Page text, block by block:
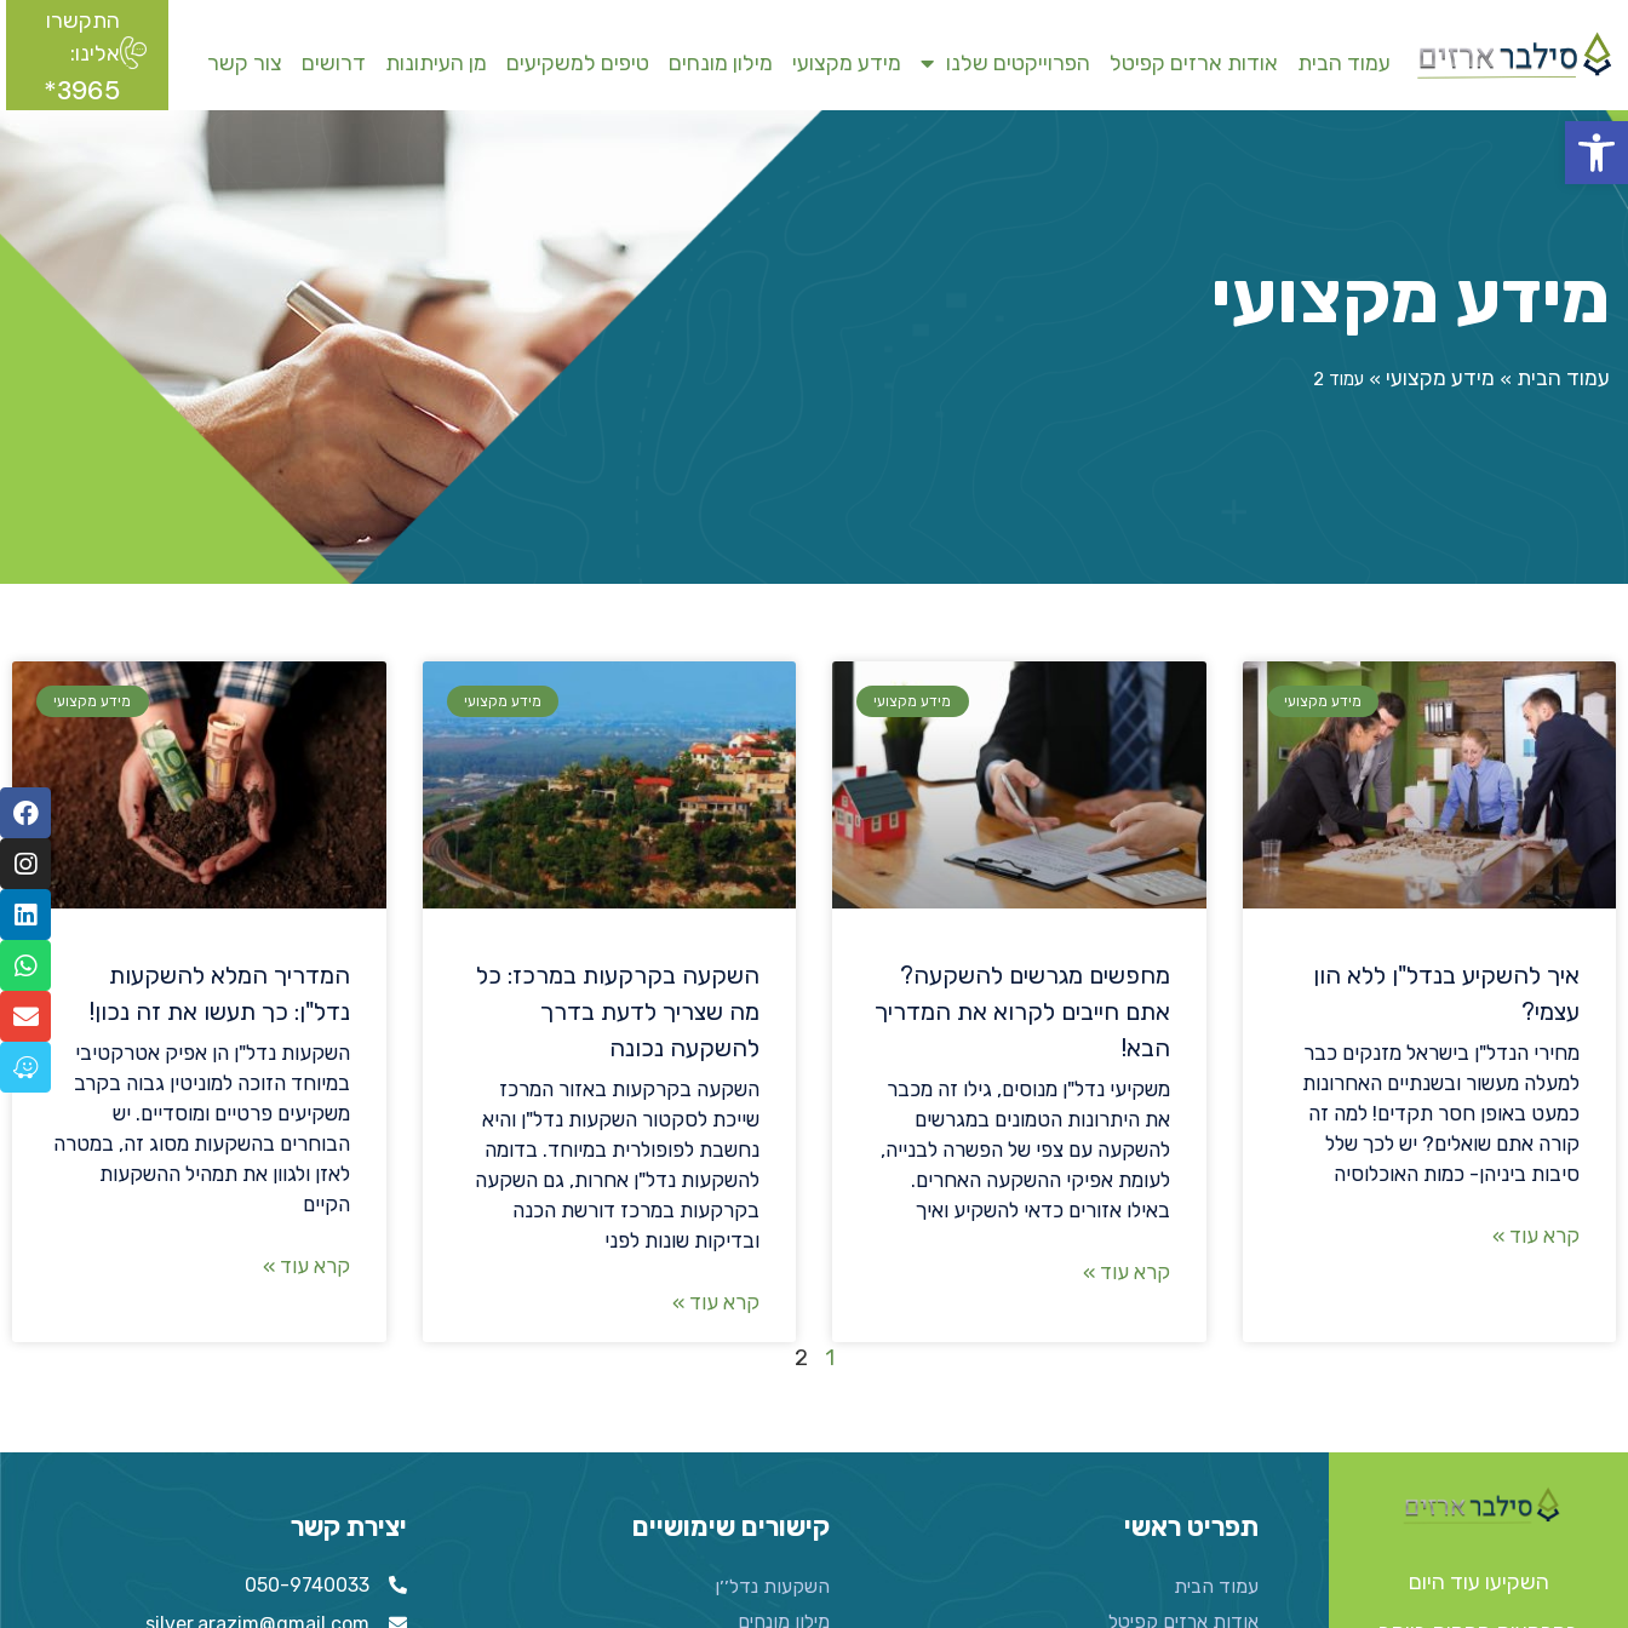
פתח סרגל נגישות
עמוד הבית אודות ארזים קפיטל הפרוייקטים שלנו מידע מקצועי מילון מונחים טיפים למשקיעים מן העיתונות דרושים צור קשר
התקשרו
אלינו:
3965*
מידע מקצועי
עמוד הבית » מידע מקצועי » עמוד 2
מידע מקצועי
איך להשקיע בנדל"ן ללא הון
עצמי?
מחירי הנדל"ן בישראל מזנקים כבר
למעלה מעשור ובשנתיים האחרונות
כמעט באופן חסר תקדים! למה זה
קורה אתם שואלים? יש לכך שלל
סיבות ביניהן- כמות האוכלוסיה
קרא עוד »
מידע מקצועי
מחפשים מגרשים להשקעה?
אתם חייבים לקרוא את המדריך
הבא!
משקיעי נדל"ן מנוסים, גילו זה מכבר
את היתרונות הטמונים במגרשים
להשקעה עם צפי של הפשרה לבנייה,
לעומת אפיקי ההשקעה האחרים.
באילו אזורים כדאי להשקיע ואיך
קרא עוד »
מידע מקצועי
השקעה בקרקעות במרכז: כל
מה שצריך לדעת בדרך
להשקעה נכונה
השקעה בקרקעות באזור המרכז
שייכת לסקטור השקעות נדל"ן והיא
נחשבת לפופולרית במיוחד. בדומה
להשקעות נדל"ן אחרות, גם השקעה
בקרקעות במרכז דורשת הכנה
ובדיקות שונות לפני
קרא עוד »
מידע מקצועי
המדריך המלא להשקעות
נדל"ן: כך תעשו את זה נכון!
השקעות נדל"ן הן אפיק אטרקטיבי
במיוחד הזוכה למוניטין גבוה בקרב
משקיעים פרטיים ומוסדיים. יש
הבוחרים בהשקעות מסוג זה, במטרה
לאזן ולגוון את תמהיל ההשקעות
הקיים
קרא עוד »
1
2
השקיעו עוד היום
תפריט ראשי
עמוד הבית
אודות ארזים קפיטל
קישורים שימושיים
השקעות נדל׳׳ן
מילון מונחים
יצירת קשר
050-9740033
silver.arazim@gmail.com